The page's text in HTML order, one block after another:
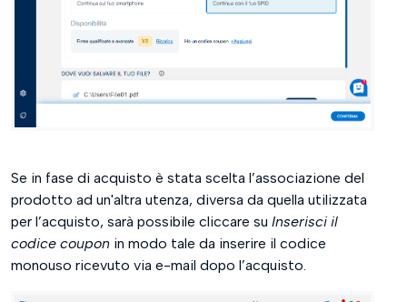
Se in fase di acquisto è stata scelta l’associazione del
prodotto ad un'altra utenza, diversa da quella utilizzata
per l’acquisto, sarà possibile cliccare su Inserisci il
codice coupon in modo tale da inserire il codice
monouso ricevuto via e-mail dopo l’acquisto.